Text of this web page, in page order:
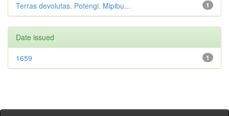
1
Terras devolutas. Potengi. Mipibu...
Date issued
1
1659